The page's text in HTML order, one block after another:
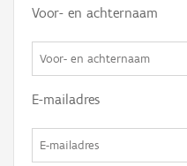
Voor- en achternaam
E-mailadres